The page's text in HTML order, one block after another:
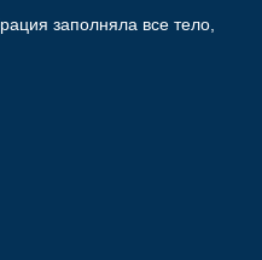
заполняла все тело,